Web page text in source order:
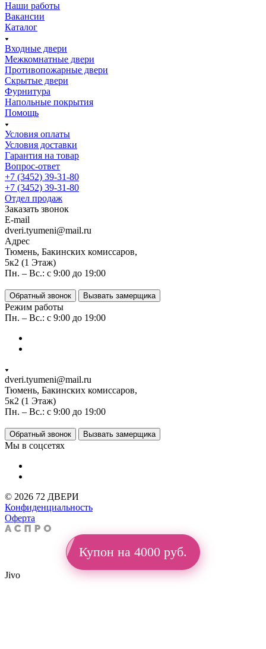
Наши работы
Вакансии
Каталог
Входные двери
Межкомнатные двери
Противопожарные двери
Скрытые двери
Фурнитура
Напольные покрытия
Помощь
Условия оплаты
Условия доставки
Гарантия на товар
Вопрос-ответ
+7 (3452) 39-31-80
+7 (3452) 39-31-80
Отдел продаж
Заказать звонок
E-mail
dveri.tyumeni@mail.ru
Адрес
Тюмень, Бакинских комиссаров,
5к2 (1 Этаж)
Пн. – Вс.: с 9:00 до 19:00
Обратный звонок Вызвать замерщика
Режим работы
Пн. – Вс.: с 9:00 до 19:00
dveri.tyumeni@mail.ru
Тюмень, Бакинских комиссаров,
5к2 (1 Этаж)
Пн. – Вс.: с 9:00 до 19:00
Обратный звонок Вызвать замерщика
Мы в соцсетях
© 2026 72 ДВЕРИ
Конфиденциальность
Оферта
Купон на 4000 руб.
Jivo